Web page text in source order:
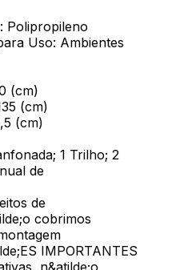
Polipropileno
Uso: Ambientes
(cm)
(cm)
(cm)
1 Trilho; 2
de
de
cobrimos
IMPORTANTES
n&atilde;o